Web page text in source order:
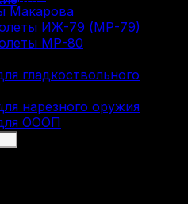
Макарова
ИЖ-79 (МР-79)
МР-80
гладкоствольного
нарезного оружия
ОООП